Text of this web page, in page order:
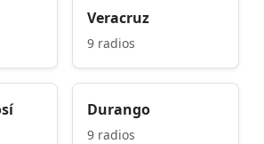
Veracruz
9 radios
Durango
9 radios